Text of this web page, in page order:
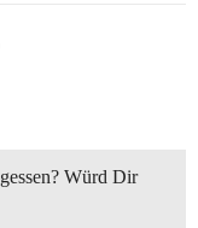
Würd Dir